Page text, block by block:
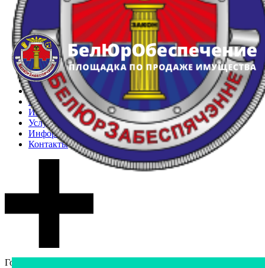
Главная
Арестованное имущество
Реестр несостоявшихся торгов
Реестр переоценок
Частное имущество
Государственное имущество
Интернет-магазин
Интернет-витрина
Услуги
Информация
Контакты
Гостевой доступ